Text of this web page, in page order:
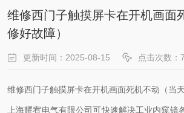
维修西门子触摸屏卡在开机画面
修好故障）
更新时间：2025-08-15 点击次数：
维修西门子触摸屏卡在开机画面死机不动（当天
上海耀宥电气有限公司可快速解决工业内窥镜